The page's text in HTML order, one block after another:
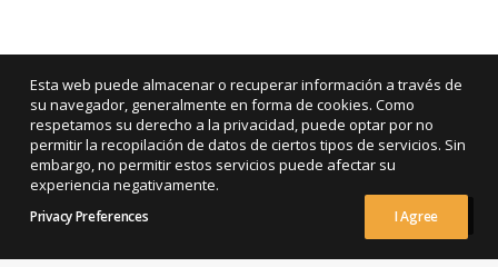
Esta web puede almacenar o recuperar información a través de
su navegador, generalmente en forma de cookies. Como
respetamos su derecho a la privacidad, puede optar por no
permitir la recopilación de datos de ciertos tipos de servicios. Sin
embargo, no permitir estos servicios puede afectar su
experiencia negativamente.
Privacy Preferences I Agree